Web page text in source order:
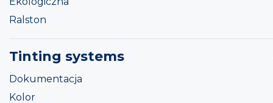
Ralston
Tinting systems
Dokumentacja
Kolor